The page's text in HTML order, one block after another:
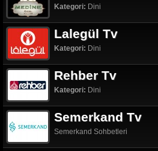
Kategori: Dini
Lalegül Tv
Kategori: Dini
Rehber Tv
Kategori: Dini
Semerkand Tv
Semerkand Sohbetleri